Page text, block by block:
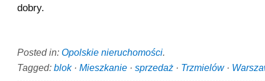
dobry.
Posted in: Opolskie nieruchomości.
Tagged: blok· Mieszkanie · sprzedaż · Trzmielów·